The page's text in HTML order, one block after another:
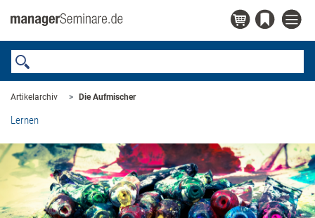
Artikelarchiv Die Aufmischer
Lernen